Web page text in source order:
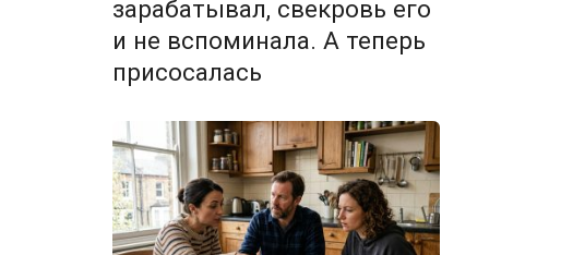
зарабатывал, свекровь его
и не вспоминала. А теперь
присосалась